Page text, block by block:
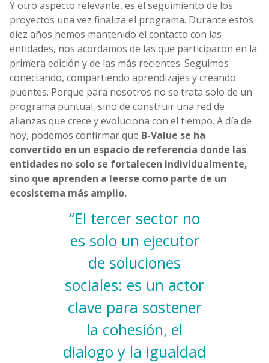
Y otro aspecto relevante, es el seguimiento de los
proyectos una vez finaliza el programa. Durante estos
diez años hemos mantenido el contacto con las
entidades, nos acordamos de las que participaron en la
primera edición y de las más recientes. Seguimos
conectando, compartiendo aprendizajes y creando
puentes. Porque para nosotros no se trata solo de un
programa puntual, sino de construir una red de
alianzas que crece y evoluciona con el tiempo. A día de
hoy, podemos confirmar que B-Value se ha
convertido en un espacio de referencia donde las
entidades no solo se fortalecen individualmente,
sino que aprenden a leerse como parte de un
ecosistema más amplio.
“El tercer sector no
es solo un ejecutor
de soluciones
sociales: es un actor
clave para sostener
la cohesión, el
dialogo y la igualdad